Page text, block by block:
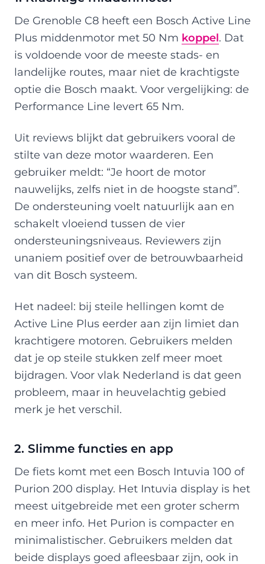
De Grenoble C8 heeft een Bosch Active Line
Plus middenmotor met 50 Nm koppel. Dat
is voldoende voor de meeste stads- en
landelijke routes, maar niet de krachtigste
optie die Bosch maakt. Voor vergelijking: de
Performance Line levert 65 Nm.
Uit reviews blijkt dat gebruikers vooral de
stilte van deze motor waarderen. Een
gebruiker meldt: “Je hoort de motor
nauwelijks, zelfs niet in de hoogste stand”.
De ondersteuning voelt natuurlijk aan en
schakelt vloeiend tussen de vier
ondersteuningsniveaus. Reviewers zijn
unaniem positief over de betrouwbaarheid
van dit Bosch systeem.
Het nadeel: bij steile hellingen komt de
Active Line Plus eerder aan zijn limiet dan
krachtigere motoren. Gebruikers melden
dat je op steile stukken zelf meer moet
bijdragen. Voor vlak Nederland is dat geen
probleem, maar in heuvelachtig gebied
merk je het verschil.
2. Slimme functies en app
De fiets komt met een Bosch Intuvia 100 of
Purion 200 display. Het Intuvia display is het
meest uitgebreide met een groter scherm
en meer info. Het Purion is compacter en
minimalistischer. Gebruikers melden dat
beide displays goed afleesbaar zijn, ook in